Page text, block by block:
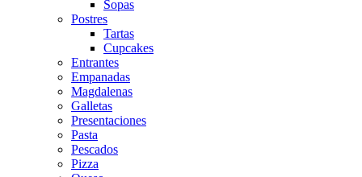
Sopas
Postres
Tartas
Cupcakes
Entrantes
Empanadas
Magdalenas
Galletas
Presentaciones
Pasta
Pescados
Pizza